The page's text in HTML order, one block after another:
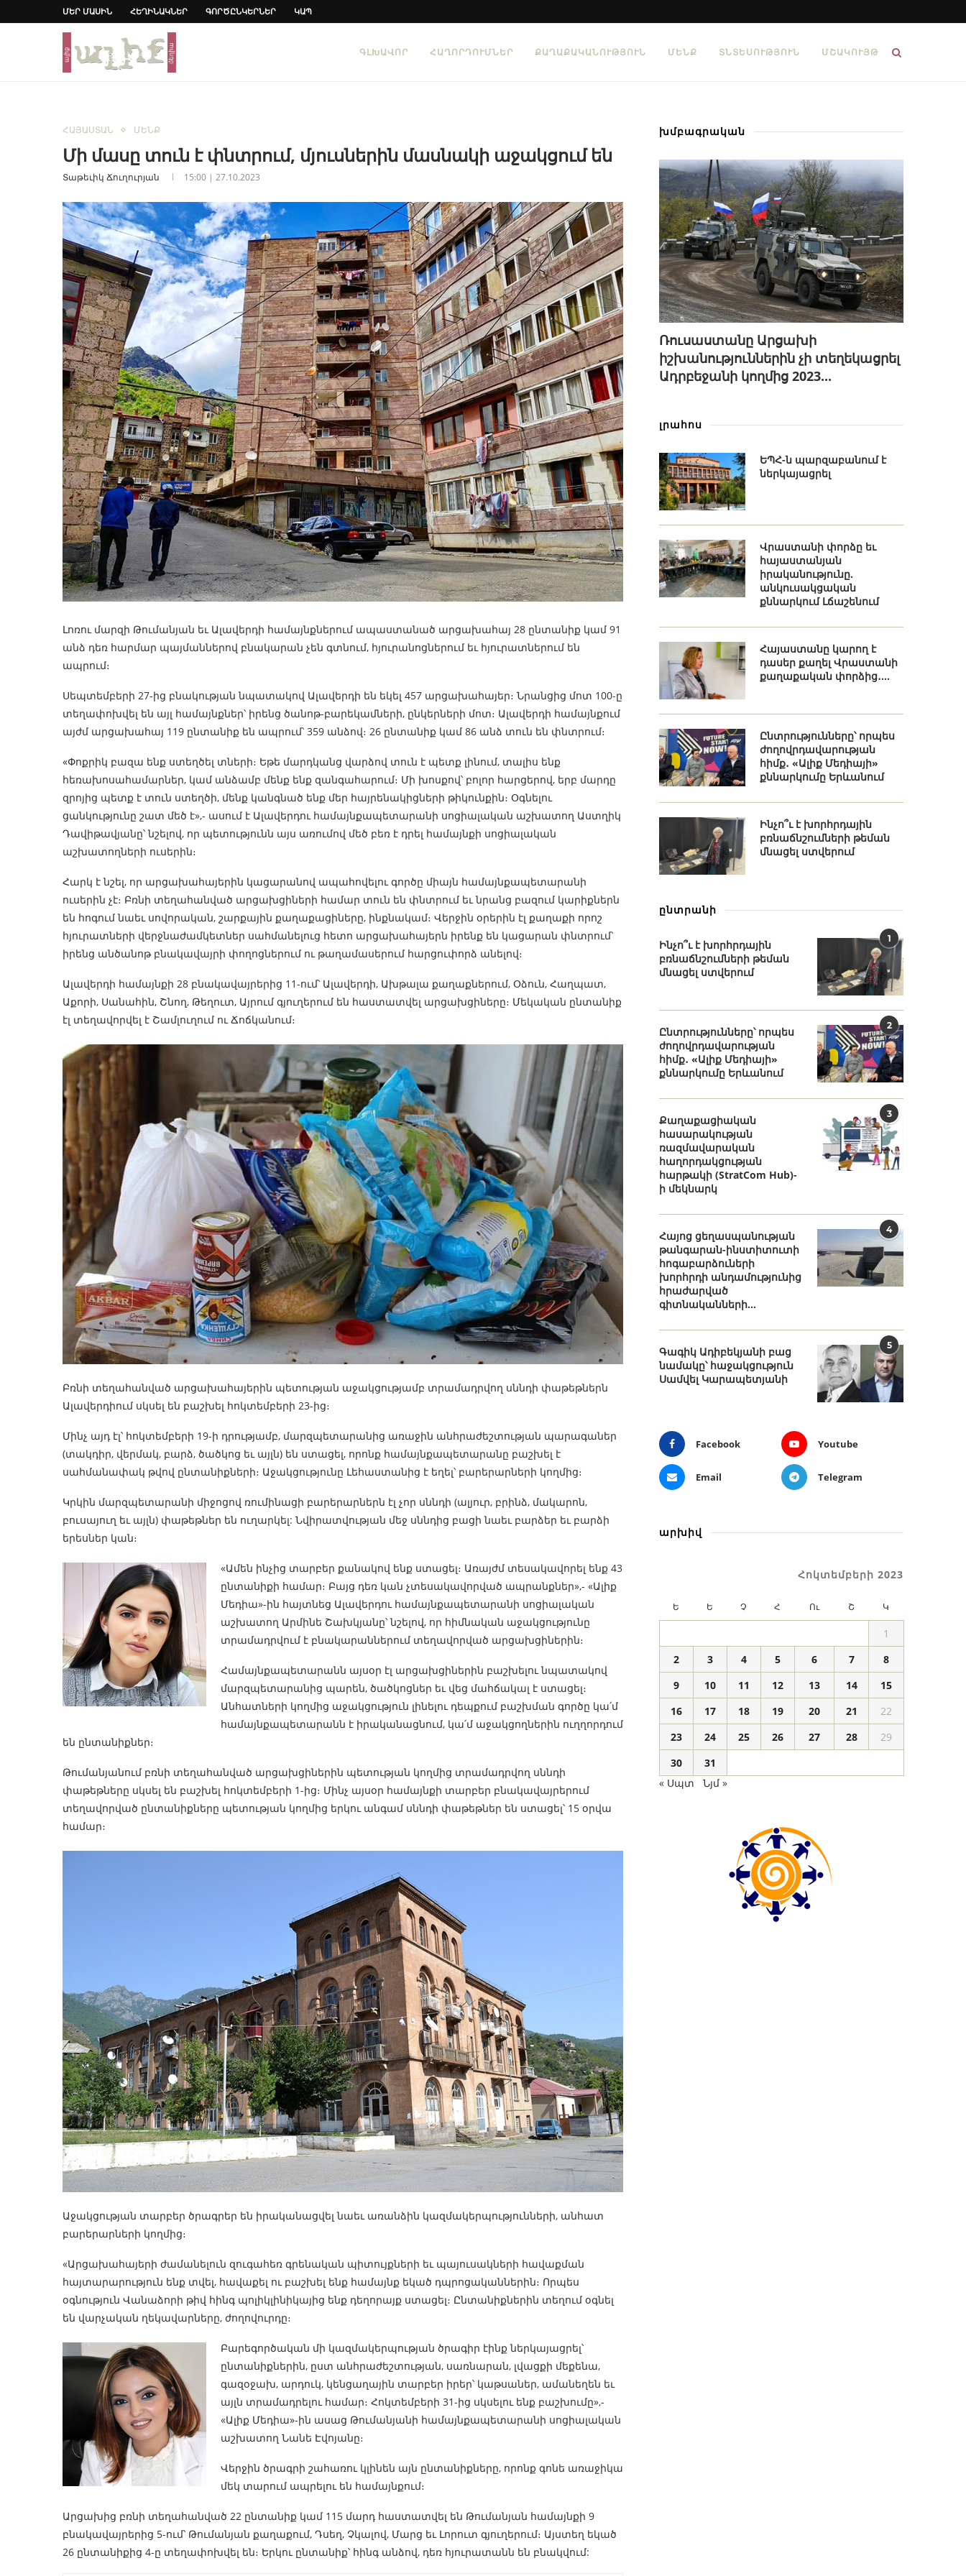
ՄԵՐ ՄԱՍԻՆ ՀԵՂԻՆԱԿՆԵՐ ԳՈՐԾԸՆԿԵՐՆԵՐ ԿԱՊ
ԳԼԽԱՎՈՐ ՀԱՂՈՐԴՈՒՄՆԵՐ ՔԱՂԱՔԱԿԱՆՈՒԹՅՈՒՆ ՄԵՆՔ ՏՆՏԵՍՈՒԹՅՈՒՆ ՄՇԱԿՈՒՅԹ
ՀԱՅԱՍՏԱՆ ՄԵՆՔ
Մի մասը տուն է փնտրում, մյուսներին մասնակի աջակցում են
Տաթեւիկ Ճուղուրյան 15:00 | 27.10.2023
Լոռու մարզի Թումանյան եւ Ալավերդի համայնքներում ապաստանած արցախահայ 28 ընտանիք կամ 91
անձ դեռ հարմար պայմաններով բնակարան չեն գտնում, հյուրանոցներում եւ հյուրատներում են
ապրում։
Սեպտեմբերի 27-ից բնակության նպատակով Ալավերդի են եկել 457 արցախահայեր։ Նրանցից մոտ 100-ը
տեղափոխվել են այլ համայնքներ՝ իրենց ծանոթ-բարեկամների, ընկերների մոտ։ Ալավերդի համայնքում
այժմ արցախահայ 119 ընտանիք են ապրում՝ 359 անձով։ 26 ընտանիք կամ 86 անձ տուն են փնտրում։
«Փոքրիկ բազա ենք ստեղծել տների։ Եթե մարդկանց վարձով տուն է պետք լինում, տալիս ենք
հեռախոսահամարներ, կամ անձամբ մենք ենք զանգահարում։ Մի խոսքով՝ բոլոր հարցերով, երբ մարդը
զրոյից պետք է տուն ստեղծի, մենք կանգնած ենք մեր հայրենակիցների թիկունքին։ Օգնելու
ցանկությունը շատ մեծ է»,- ասում է Ալավերդու համայնքապետարանի սոցիալական աշխատող Աստղիկ
Դավիթավյանը՝ նշելով, որ պետությունն այս առումով մեծ բեռ է դրել համայնքի սոցիալական
աշխատողների ուսերին։
Հարկ է նշել, որ արցախահայերին կացարանով ապահովելու գործը միայն համայնքապետարանի
ուսերին չէ։ Բռնի տեղահանված արցախցիների համար տուն են փնտրում եւ նրանց բազում կարիքներն
են հոգում նաեւ սովորական, շարքային քաղաքացիները, ինքնակամ։ Վերջին օրերին էլ քաղաքի որոշ
հյուրատների վերջնաժամկետներ սահմանելուց հետո արցախահայերն իրենք են կացարան փնտրում՝
իրենց անծանոթ բնակավայրի փողոցներում ու թաղամասերում հարցուփորձ անելով։
Ալավերդի համայնքի 28 բնակավայրերից 11-ում՝ Ալավերդի, Ախթալա քաղաքներում, Օձուն, Հաղպատ,
Աքորի, Սանահին, Շնող, Թեղուտ, Այրում գյուղերում են հաստատվել արցախցիները։ Մեկական ընտանիք
էլ տեղավորվել է Շամլուղում ու Ճոճկանում։
Բռնի տեղահանված արցախահայերին պետության աջակցությամբ տրամադրվող սննդի փաթեթներն
Ալավերդիում սկսել են բաշխել հոկտեմբերի 23-ից։
Մինչ այդ էլ՝ հոկտեմբերի 19-ի դրությամբ, մարզպետարանից առաջին անհրաժեշտության պարագաներ
(տակդիր, վերմակ, բարձ, ծածկոց եւ այլն) են ստացել, որոնք համայնքապետարանը բաշխել է
սահմանափակ թվով ընտանիքների։ Աջակցությունը Լեհաստանից է եղել՝ բարերարների կողմից։
Կրկին մարզպետարանի միջոցով ռումինացի բարերարներն էլ չոր սննդի (ալյուր, բրինձ, մակարոն,
բուսայուղ եւ այլն) փաթեթներ են ուղարկել: Նվիրատվության մեջ սննդից բացի նաեւ բարձեր եւ բարձի
երեսներ կան։
«Ամեն ինչից տարբեր քանակով ենք ստացել։ Առայժմ տեսակավորել ենք 43
ընտանիքի համար։ Բայց դեռ կան չտեսակավորված ապրանքներ»,- «Ալիք
Մեդիա»-ին հայտնեց Ալավերդու համայնքապետարանի սոցիալական
աշխատող Արմինե Շախկյանը՝ նշելով, որ հիմնական աջակցությունը
տրամադրվում է բնակարաններում տեղավորված արցախցիներին։
Համայնքապետարանն այսօր էլ արցախցիներին բաշխելու նպատակով
մարզպետարանից պարեն, ծածկոցներ եւ վեց մահճակալ է ստացել։
Անհատների կողմից աջակցություն լինելու դեպքում բաշխման գործը կա՛մ
համայնքապետարանն է իրականացնում, կա՛մ աջակցողներին ուղղորդում
են ընտանիքներ։
Թումանյանում բռնի տեղահանված արցախցիներին պետության կողմից տրամադրվող սննդի
փաթեթները սկսել են բաշխել հոկտեմբերի 1-ից։ Մինչ այսօր համայնքի տարբեր բնակավայրերում
տեղավորված ընտանիքները պետության կողմից երկու անգամ սննդի փաթեթներ են ստացել՝ 15 օրվա
համար։
Աջակցության տարբեր ծրագրեր են իրականացվել նաեւ առանձին կազմակերպությունների, անհատ
բարերարների կողմից։
«Արցախահայերի ժամանելուն զուգահեռ գրենական պիտույքների եւ պայուսակների հավաքման
հայտարարություն ենք տվել, հավաքել ու բաշխել ենք համայնք եկած դպրոցականներին։ Որպես
օգնություն Վանաձորի թիվ հինգ պոլիկլինիկայից ենք դեղորայք ստացել։ Ընտանիքներին տեղում օգնել
են վարչական ղեկավարները, ժողովուրդը։
Բարեգործական մի կազմակերպության ծրագիր էինք ներկայացրել՝
ընտանիքներին, ըստ անհրաժեշտության, սառնարան, լվացքի մեքենա,
գազօջախ, արդուկ, կենցաղային տարբեր իրեր՝ կաթսաներ, ամանեղեն եւ
այլն տրամադրելու համար։ Հոկտեմբերի 31-ից սկսելու ենք բաշխումը»,-
«Ալիք Մեդիա»-ին ասաց Թումանյանի համայնքապետարանի սոցիալական
աշխատող Նանե Էվոյանը։
Վերջին ծրագրի շահառու կլինեն այն ընտանիքները, որոնք գոնե առաջիկա
մեկ տարում ապրելու են համայնքում։
Արցախից բռնի տեղահանված 22 ընտանիք կամ 115 մարդ հաստատվել են Թումանյան համայնքի 9
բնակավայրերից 5-ում՝ Թումանյան քաղաքում, Դսեղ, Չկալով, Մարց եւ Լորուտ գյուղերում։ Այստեղ եկած
26 ընտանիքից 4-ը տեղափոխվել են։ Երկու ընտանիք՝ հինգ անձով, դեռ հյուրատանն են բնակվում:
խմբագրական
Ռուսաստանը Արցախի
իշխանություններին չի տեղեկացրել
Ադրբեջանի կողմից 2023...
լրահոս
ԵՊՀ-ն պարզաբանում է
ներկայացրել
Վրաստանի փորձը եւ
հայաստանյան
իրականությունը.
անկուսակցական
քննարկում Լճաշենում
Հայաստանը կարող է
դասեր քաղել Վրաստանի
քաղաքական փորձից․...
Ընտրությունները՝ որպես
ժողովրդավարության
հիմք․ «Ալիք Մեդիայի»
քննարկումը Երևանում
Ինչո՞ւ է խորհրդային
բռնաճնշումների թեման
մնացել ստվերում
ընտրանի
1
Ինչո՞ւ է խորհրդային
բռնաճնշումների թեման
մնացել ստվերում
2
Ընտրությունները՝ որպես
ժողովրդավարության
հիմք․ «Ալիք Մեդիայի»
քննարկումը Երևանում
3
Քաղաքացիական
հասարակության
ռազմավարական
հաղորդակցության
հարթակի (StratCom Hub)-
ի մեկնարկ
4
Հայոց ցեղասպանության
թանգարան-ինստիտուտի
հոգաբարձուների
խորհրդի անդամությունից
հրաժարված
գիտնականների...
5
Գագիկ Ադիբեկյանի բաց
նամակը՝ հաջակցություն
Սամվել Կարապետյանի
Facebook Youtube
Email Telegram
արխիվ
Հոկտեմբերի 2023
Ե Ե Չ Հ Ու Շ Կ
1
2
3 4 5 6 7
8
9
10 11 12 13 14
15
16
17 18 19 20 21
22
23
24 25 26 27 28
29
30
31
« Սպտ
Նյմ »